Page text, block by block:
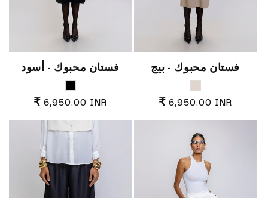
فستان محبوك - أسود
Black
السعر العادي
₹ 6,950.00 INR
فستان محبوك - بيج
Warm Beige
السعر العادي
₹ 6,950.00 INR